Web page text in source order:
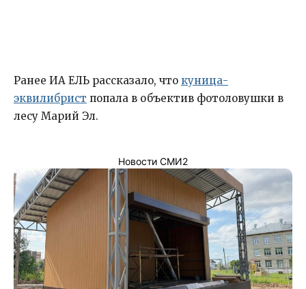
Ранее ИА ЕЛЬ рассказало, что куница-
эквилибрист попала в объектив фотоловушки в
лесу Марий Эл.
Новости СМИ2